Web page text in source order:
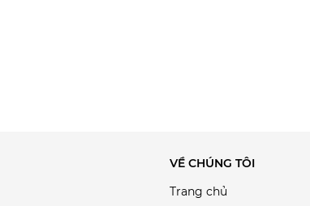
VỀ CHÚNG TÔI
Trang chủ